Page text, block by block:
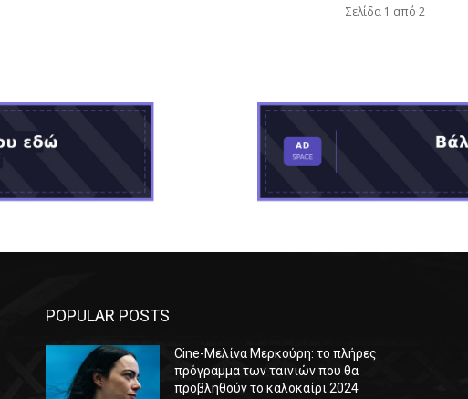
Σελίδα 1 από 2
POPULAR POSTS
Cine-Μελίνα Μερκούρη: το πλήρες
πρόγραμμα των ταινιών που θα
προβληθούν το καλοκαίρι 2024